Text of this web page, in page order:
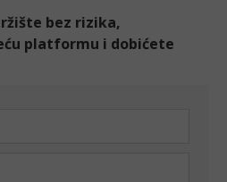
bez rizika,
platformu i dobićete